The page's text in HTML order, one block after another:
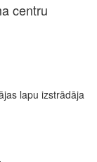
centru
lapu izstrādāja